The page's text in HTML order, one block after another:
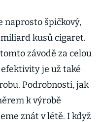
naprosto špičkový,
kusů cigaret.
závodě za celou
je už také
Podrobnosti, jak
k výrobě
znát v létě. I když